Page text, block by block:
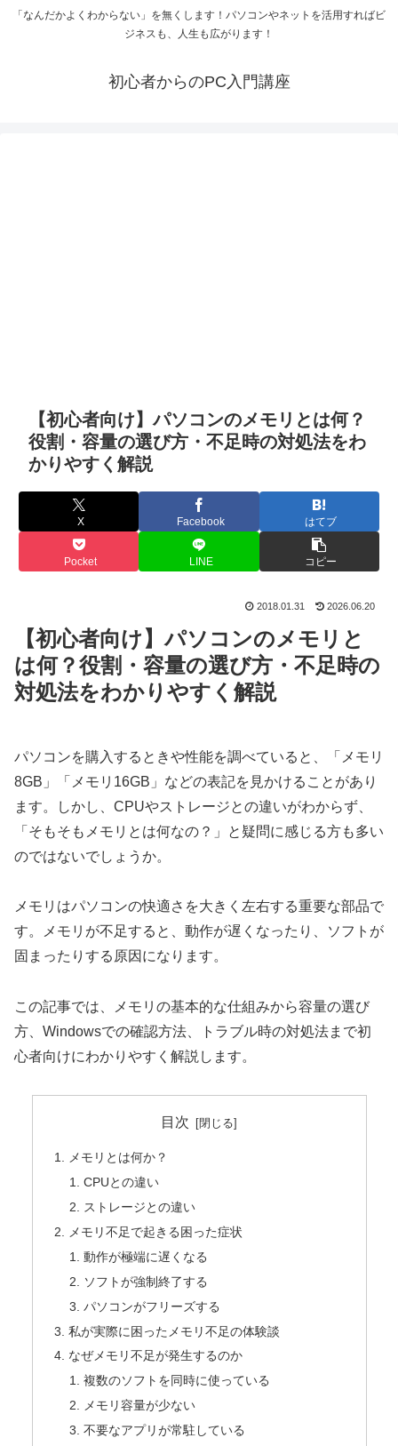
「なんだかよくわからない」を無くします！パソコンやネットを活用すればビ
ジネスも、人生も広がります！
初心者からのPC入門講座
【初心者向け】パソコンのメモリとは何？
役割・容量の選び方・不足時の対処法をわ
かりやすく解説
X Facebook はてブ
Pocket LINE コピー
2018.01.31 2026.06.20
【初心者向け】パソコンのメモリと
は何？役割・容量の選び方・不足時の
対処法をわかりやすく解説
パソコンを購入するときや性能を調べていると、「メモリ
8GB」「メモリ16GB」などの表記を見かけることがあり
ます。しかし、CPUやストレージとの違いがわからず、
「そもそもメモリとは何なの？」と疑問に感じる方も多い
のではないでしょうか。
メモリはパソコンの快適さを大きく左右する重要な部品で
す。メモリが不足すると、動作が遅くなったり、ソフトが
固まったりする原因になります。
この記事では、メモリの基本的な仕組みから容量の選び
方、Windowsでの確認方法、トラブル時の対処法まで初
心者向けにわかりやすく解説します。
目次
メモリとは何か？
CPUとの違い
ストレージとの違い
メモリ不足で起きる困った症状
動作が極端に遅くなる
ソフトが強制終了する
パソコンがフリーズする
私が実際に困ったメモリ不足の体験談
なぜメモリ不足が発生するのか
複数のソフトを同時に使っている
メモリ容量が少ない
不要なアプリが常駐している